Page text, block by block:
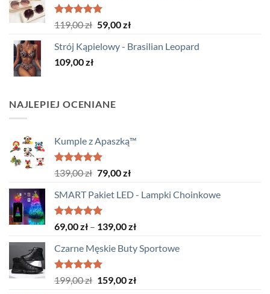
119,00 zł.
Oceniono
na 5
119,00zł Pierwotna
wynosiła:
59,00złAktualna
wynosi:
Strój Kąpielowy - Brasilian Leopard
109,00zł
NAJLEPIEJ OCENIANE
Kumple z Apaszką™
Oceniono
na 5
139,00zł Pierwotna
wynosiła:
139,00 zł.
79,00złAktualna
wynosi:
SMART Pakiet LED - Lampki Choinkowe
Oceniono
5.00
69,00zł – 139,00złZakres
od
do
Czarne Męskie Buty Sportowe
Oceniono
na 5
199,00zł Pierwotna
159,00złAktualna